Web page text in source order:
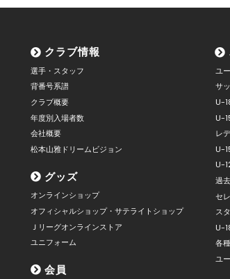
クラブ情報
選手・スタッフ
背番号系譜
クラブ概要
年度別入場者数
会社概要
松本山雅ドリームビジョン
グッズ
オンラインショップ
オフィシャルショップ・サテライトショップ
Ｊリーグオンラインストア
ユニフォーム
会員
ユ
サ
U-
U-
レ
U-
U-
過
セ
ス
U-
各
ユ